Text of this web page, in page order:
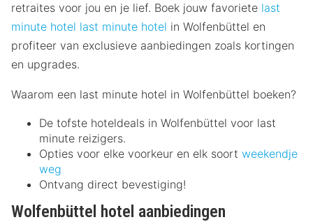
retraites voor jou en je lief. Boek jouw favoriete last
minute hotel last minute hotel in Wolfenbüttel en
profiteer van exclusieve aanbiedingen zoals kortingen
en upgrades.
Waarom een last minute hotel in Wolfenbüttel boeken?
De tofste hoteldeals in Wolfenbüttel voor last
minute reizigers.
Opties voor elke voorkeur en elk soort weekendje
weg
Ontvang direct bevestiging!
Wolfenbüttel hotel aanbiedingen